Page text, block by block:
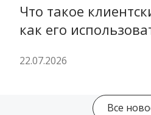
Что такое
как его
22.07.2026
Все